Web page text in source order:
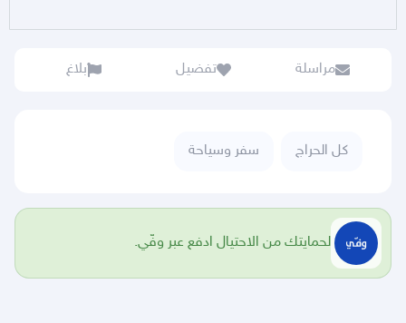
مراسلة تفضيل بلاغ
كل الحراج سفر وسياحة
لحمايتك من الاحتيال ادفع عبر وفّي.